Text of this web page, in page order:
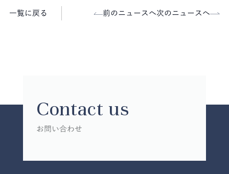
一覧に戻る 前のニュースへ次のニュースへ
Contact us
お問い合わせ